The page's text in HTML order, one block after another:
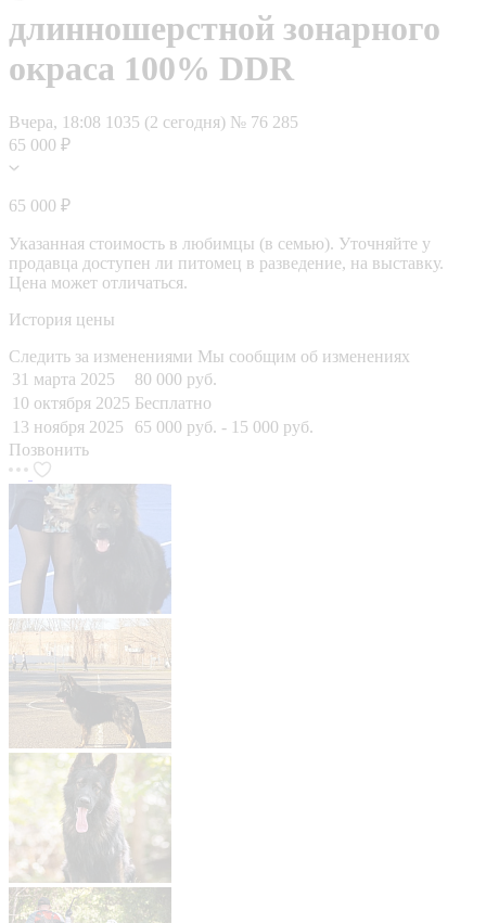
длинношерстной зонарного
окраса 100% DDR
Вчера, 18:08 1035 (2 сегодня) № 76 285
65 000 ₽
65 000 ₽
Указанная стоимость в любимцы (в семью). Уточняйте у
продавца доступен ли питомец в разведение, на выставку.
Цена может отличаться.
История цены
Следить за изменениями Мы сообщим об изменениях
31 марта 2025
80 000 руб.
10 октября 2025 Бесплатно
13 ноября 2025
65 000 руб. - 15 000 руб.
Позвонить